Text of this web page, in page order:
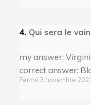
4. Qui sera le
my answer:
correct answer:
Fermé 3 novembre